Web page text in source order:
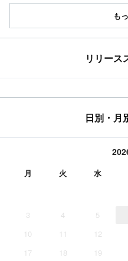
も
リリース
日別・月
月 火 水
3
4 5
10
11 12
17
18 19